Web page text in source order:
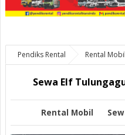
Pendiks Rental Rental Mobil
Sewa Elf Tulungagung Murah
Sewa Elf
Rental Mobil